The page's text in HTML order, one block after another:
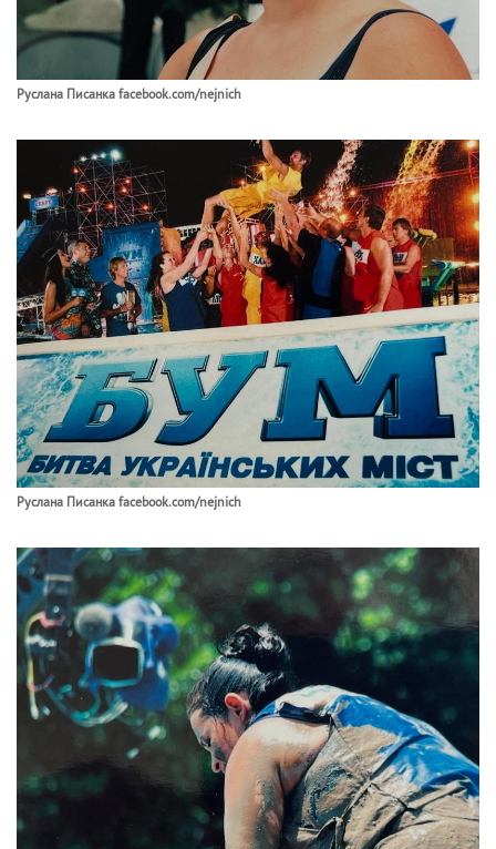
Руслана Писанка facebook.com/nejnich
Руслана Писанка facebook.com/nejnich